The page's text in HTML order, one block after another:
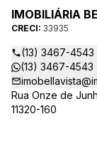
ao CRECI-EE –
todas as suas
salas comerciais
IMOBILIÁRIA
CRECI: 33935
(13) 3467-4543
(13) 3467-4543
Rua Onze de
11320-160